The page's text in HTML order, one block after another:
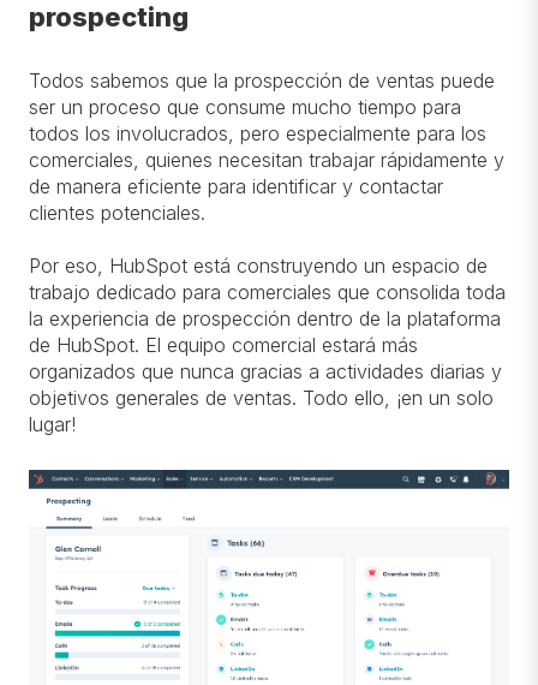
prospecting
Todos sabemos que la prospección de ventas puede
ser un proceso que consume mucho tiempo para
todos los involucrados, pero especialmente para los
comerciales, quienes necesitan trabajar rápidamente y
de manera eficiente para identificar y contactar
clientes potenciales.
Por eso, HubSpot está construyendo un espacio de
trabajo dedicado para comerciales que consolida toda
la experiencia de prospección dentro de la plataforma
de HubSpot. El equipo comercial estará más
organizados que nunca gracias a actividades diarias y
objetivos generales de ventas. Todo ello, ¡en un solo
lugar!